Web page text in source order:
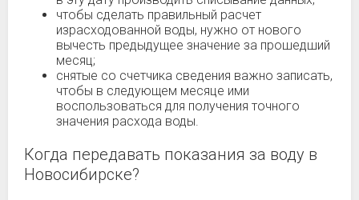
чтобы сделать правильный расчет
израсходованной воды, нужно от нового
вычесть предыдущее значение за прошедший
месяц;
снятые со счетчика сведения важно записать,
чтобы в следующем месяце ими
воспользоваться для получения точного
значения расхода воды.
Когда передавать показания за воду в
Новосибирске?